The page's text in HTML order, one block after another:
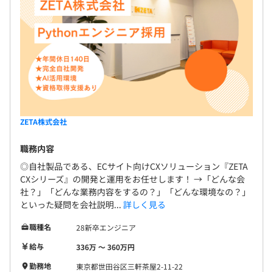
ZETA株式会社
職務内容
◎自社製品である、ECサイト向けCXソリューション『ZETA
CXシリーズ』の開発と運用をお任せします！ →「どんな会
社？」「どんな業務内容をするの？」「どんな環境なの？」
といった疑問を会社説明... 詳しく見る
職種名
28新卒エンジニア
給与
336万 〜 360万円
勤務地
東京都世田谷区三軒茶屋2-11-22